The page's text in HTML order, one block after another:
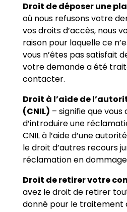
Droit de déposer une
où nous refusons votre
vos droits d’accès, nous
raison pour laquelle ce
vous n’êtes pas satisfait
votre demande a été
contacter.
Droit à l’aide de
(CNIL) – signifie que vous
d’introduire une
CNIL à l’aide d’une
le droit d’autres recours
réclamation en
Droit de retirer votre
avez le droit de retirer
donné pour le traitement